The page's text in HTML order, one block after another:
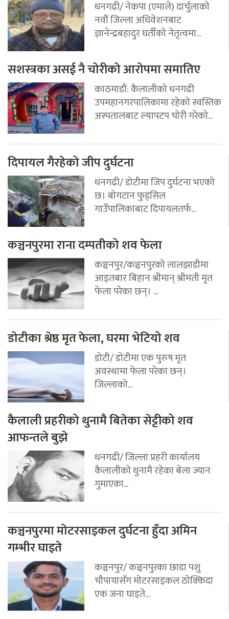
धनगढी/ नेकपा (एमाले) दार्चुलाको
नवौं जिल्ला अधिवेशनबाट
ज्ञानेन्द्रबहादुर घर्तीको नेतृत्वमा...
सशस्त्रका असई नै चोरीको आरोपमा समातिए
काठमाडौं: कैलालीको धनगढी
उपमहानगरपालिकामा रहेको स्वस्तिक
अस्पतालबाट ल्यापटप चोरी गरेको...
दिपायल गैरहेको जीप दुर्घटना
धनगढी/ डोटीमा जिप दुर्घटना भएको
छ। बोगटान फुड्सिल
गाउँपालिकाबाट दिपायलतर्फ...
कञ्चनपुरमा राना दम्पतीको शव फेला
कञ्चनपुर/कञ्चनपुरको लालझाडीमा
आइतबार बिहान श्रीमान् श्रीमती मृत
फेला परेका छन्। ...
डोटीका श्रेष्ठ मृत फेला, घरमा भेटियो शव
डोटी/ डोटीमा एक पुरुष मृत
अवस्थामा फेला परेका छन्।
जिल्लाको...
कैलाली प्रहरीको थुनामै बितेका सेट्टीको शव
आफन्तले बुझे
धनगढी/ जिल्ला प्रहरी कार्यालय
कैलालीको थुनामै रहेका बेला ज्यान
गुमाएका...
कञ्चनपुरमा मोटरसाइकल दुर्घटना हुँदा अमिन
गम्भीर घाइते
कञ्चनपुर/ कञ्चनपुरका छाडा पशु
चौपायासँग मोटरसाइकल ठोक्किदा
एक जना घाइते...